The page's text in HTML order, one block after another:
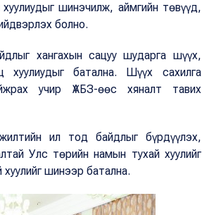
шинэчилж, аймгийн төвүүд,
болно.
хангахын сацуу шударга шүүх,
батална. Шүүх сахилга
учир ҮАБЗ-өөс хяналт тавих
ил тод байдлыг бүрдүүлэх,
Улс төрийн намын тухай хуулийг
шинээр батална.